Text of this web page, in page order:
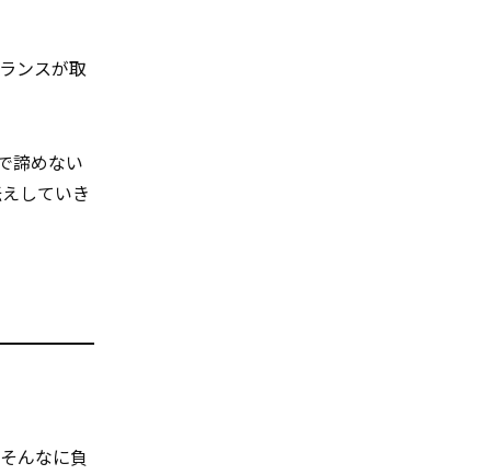
ンスが取
諦めない
していき
んなに負